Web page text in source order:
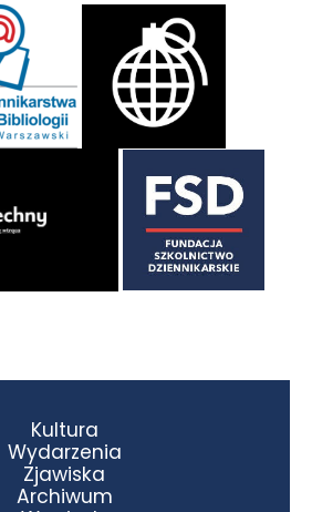
Kultura
Wydarzenia
Zjawiska
Archiwum